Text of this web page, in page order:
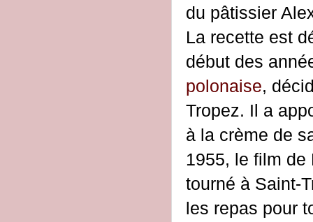
du pâtissier
La recette est
début des
polonaise,
Tropez. Il a
à la crème de
1955, le film de
tourné à Saint-
les repas pour